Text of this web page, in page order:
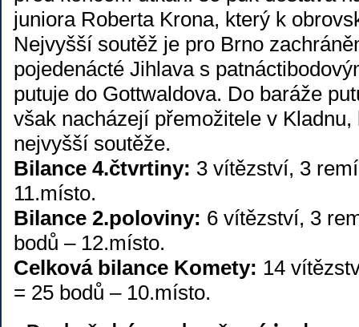
juniora Roberta Krona, který k
Nejvyšší soutěž je pro Brno
pojedenácté Jihlava s
putuje do Gottwaldova. Do baráže
však nacházejí přemožitele v
nejvyšší soutěže.
Bilance 4.čtvrtiny: 3 vítězství, 3
11.místo.
Bilance 2.poloviny: 6 vítězství, 3
bodů – 12.místo.
Celková bilance Komety: 14
= 25 bodů – 10.místo.